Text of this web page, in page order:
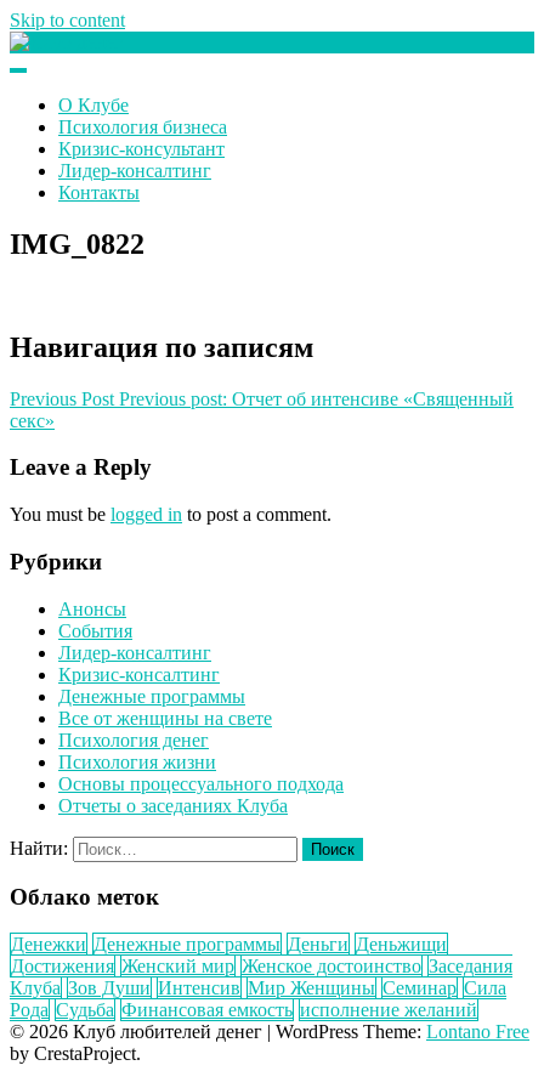
Skip to content
О Клубе
Психология бизнеса
Кризис-консультант
Лидер-консалтинг
Контакты
IMG_0822
Навигация по записям
Previous Post Previous post: Отчет об интенсиве «Священный
секс»
Leave a Reply
You must be logged in to post a comment.
Рубрики
Анонсы
События
Лидер-консалтинг
Кризис-консалтинг
Денежные программы
Все от женщины на свете
Психология денег
Психология жизни
Основы процессуального подхода
Отчеты о заседаниях Клуба
Найти:
Облако меток
Денежки Денежные программы Деньги Деньжищи
Достижения Женский мир Женское достоинство Заседания
Клуба Зов Души Интенсив Мир Женщины Семинар Сила
Рода Судьба Финансовая емкость исполнение желаний
© 2026 Клуб любителей денег | WordPress Theme: Lontano Free
by CrestaProject.